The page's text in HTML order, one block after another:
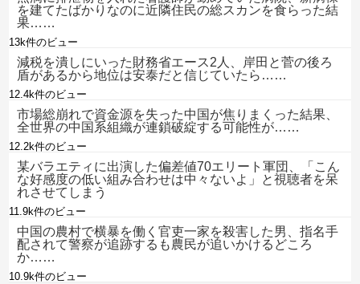
を建てたばかりなのに近隣住民の総スカンを食らった結
果……
13k件のビュー
減税を潰しにいった財務省エース2人、岸田と菅の後ろ
盾があるから地位は安泰だと信じていたら……
12.4k件のビュー
市場総崩れで資金源を失った中国が焦りまくった結果、
全世界の中国系組織が連鎖破綻する可能性が……
12.2k件のビュー
某バラエティに出演した偏差値70エリート軍団、「こん
な好感度の低い組み合わせは中々ないよ」と視聴者を呆
れさせてしまう
11.9k件のビュー
中国の農村で横暴を働く官吏一家を殺害した男、指名手
配されて警察が追跡するも農民が追いかけるどころ
か……
10.9k件のビュー